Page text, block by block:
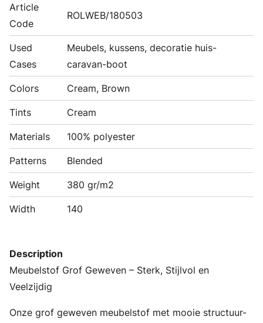
Article
Code
ROLWEB/180503
Used
Cases
Meubels, kussens, decoratie huis-
caravan-boot
Colors Cream, Brown
Tints Cream
Materials 100% polyester
Patterns Blended
Weight 380 gr/m2
Width 140
Description
Meubelstof Grof Geweven – Sterk, Stijlvol en
Veelzijdig
Onze grof geweven meubelstof met mooie structuur-